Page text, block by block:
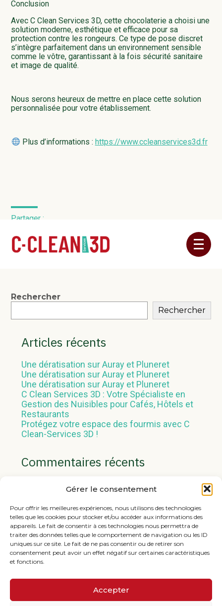
Gérer le consentement
Pour offrir les meilleures expériences, nous utilisons des technologies
telles que les cookies pour stocker et/ou accéder aux informations des
appareils. Le fait de consentir à ces technologies nous permettra de
traiter des données telles que le comportement de navigation ou les ID
uniques sur ce site. Le fait de ne pas consentir ou de retirer son
consentement peut avoir un effet négatif sur certaines caractéristiques
et fonctions.
Accepter
Aller
Conclusion
Avec C Clean Services 3D, cette chocolaterie a choisi une
solution moderne, esthétique et efficace pour sa
protection contre les rongeurs. Ce type de pose discret
s’intègre parfaitement dans un environnement sensible
comme le vôtre, garantissant à la fois sécurité sanitaire
et image de qualité.
Nous serons heureux de mettre en place cette solution
personnalisée pour votre établissement.
Plus d’informations : https://www.ccleanservices3d.fr
Partager :
FaceBook
TwitterLinkedIn
Blog
sidebar
Rechercher
Rechercher
Articles récents
Une dératisation sur Auray et Pluneret
Une dératisation sur Auray et Pluneret
Une dératisation sur Auray et Pluneret
C Clean Services 3D : Votre Spécialiste en
Gestion des Nuisibles pour Cafés, Hôtels et
Restaurants
Protégez votre espace des fourmis avec C
Clean-Services 3D !
Commentaires récents
Footer
Principale
1 Boulevard du Parco – 56170 QUIBERON
10 Rue Georges Pompidou – 56400 Pluneret